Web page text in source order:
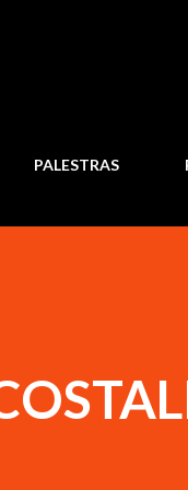
PALESTRAS